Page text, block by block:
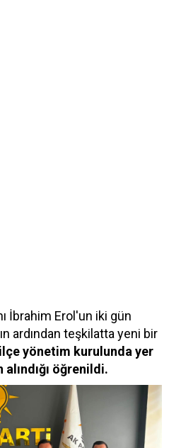
İbrahim Erol'un iki gün
ardından teşkilatta yeni bir
yönetim kurulunda yer
öğrenildi.